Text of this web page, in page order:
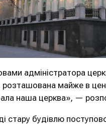
адміністратора
розташована майже в
наша церква», —
стару будівлю